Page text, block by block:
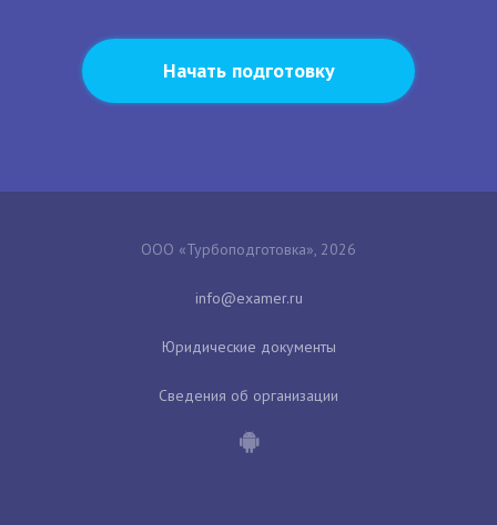
Начать подготовку
ООО «Турбоподготовка», 2026
Юридические документы
Сведения об организации